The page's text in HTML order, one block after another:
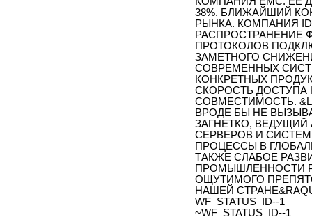
38%. БЛИЖАЙШИЙ
РЫНКА. КОМПАНИЯ
РАСПРОСТРАНЕНИЕ
ПРОТОКОЛОВ
ЗАМЕТНОГО
СОВРЕМЕННЫХ
КОНКРЕТНЫХ
СКОРОСТЬ ДОСТУПА
СОВМЕСТИМОСТЬ.
ВРОДЕ БЫ НЕ
ЗАГНЕТКО,
СЕРВЕРОВ И
ПРОЦЕССЫ В
ТАКЖЕ СЛАБОЕ
ПРОМЫШЛЕННОСТИ
ОЩУТИМОГО
НАШЕЙ
WF_STATUS_ID--1
~WF_STATUS_ID--1